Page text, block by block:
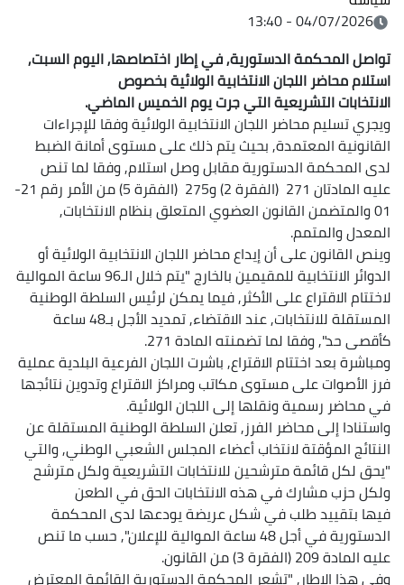
04/07/2026 - 13:40
تواصل المحكمة الدستورية, في إطار اختصاصها, اليوم السبت,
استلام محاضر اللجان الانتخابية الولائية بخصوص
الانتخابات التشريعية التي جرت يوم الخميس الماضي.
ويجري تسليم محاضر اللجان الانتخابية الولائية وفقا للإجراءات
القانونية المعتمدة, بحيث يتم ذلك على مستوى أمانة الضبط
لدى المحكمة الدستورية مقابل وصل استلام, وفقا لما تنص
عليه المادتان 271 (الفقرة 2) و275 (الفقرة 5) من الأمر رقم 21-
01 والمتضمن القانون العضوي المتعلق بنظام الانتخابات,
المعدل والمتمم.
وينص القانون على أن إيداع محاضر اللجان الانتخابية الولائية أو
الدوائر الانتخابية للمقيمين بالخارج "يتم خلال الـ96 ساعة الموالية
لاختتام الاقتراع على الأكثر, فيما يمكن لرئيس السلطة الوطنية
المستقلة للانتخابات, عند الاقتضاء, تمديد الأجل بـ48 ساعة
كأقصى حد", وفقا لما تضمنته المادة 271.
ومباشرة بعد اختتام الاقتراع, باشرت اللجان الفرعية البلدية عملية
فرز الأصوات على مستوى مكاتب ومراكز الاقتراع وتدوين نتائجها
في محاضر رسمية ونقلها إلى اللجان الولائية.
واستنادا إلى محاضر الفرز, تعلن السلطة الوطنية المستقلة عن
النتائج المؤقتة لانتخاب أعضاء المجلس الشعبي الوطني, والتي
"يحق لكل قائمة مترشحين للانتخابات التشريعية ولكل مترشح
ولكل حزب مشارك في هذه الانتخابات الحق في الطعن
فيها بتقييد طلب في شكل عريضة يودعها لدى المحكمة
الدستورية في أجل 48 ساعة الموالية للإعلان", حسب ما تنص
عليه المادة 209 (الفقرة 3) من القانون.
وفي هذا الإطار, "تشعر المحكمة الدستورية القائمة المعترض